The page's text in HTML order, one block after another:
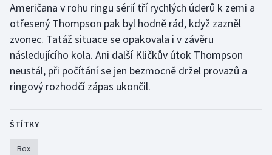
Motorsport
Olympijské hry
Parasport
Američana v rohu ringu sérií tří rychlých úderů k zemi a
otřesený Thompson pak byl hodně rád, když zazněl
zvonec. Tatáž situace se opakovala i v závěru
následujícího kola. Ani další Kličkův útok Thompson
neustál, při počítání se jen bezmocně držel provazů a
ringový rozhodčí zápas ukončil.
ŠTÍTKY
Box